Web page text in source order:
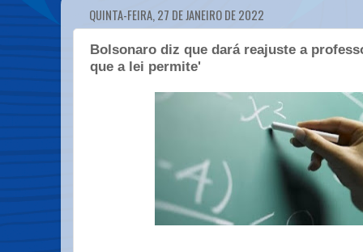
QUINTA-FEIRA, 27 DE JANEIRO DE 2022
Bolsonaro diz que dará reajuste a
que a lei permite'